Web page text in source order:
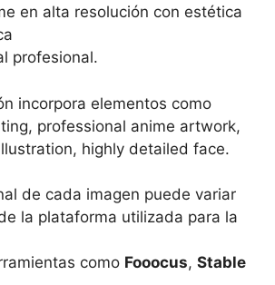
en alta resolución con estética
profesional.
incorpora elementos como
professional anime artwork,
highly detailed face.
de cada imagen puede variar
la plataforma utilizada para la
como Fooocus, Stable